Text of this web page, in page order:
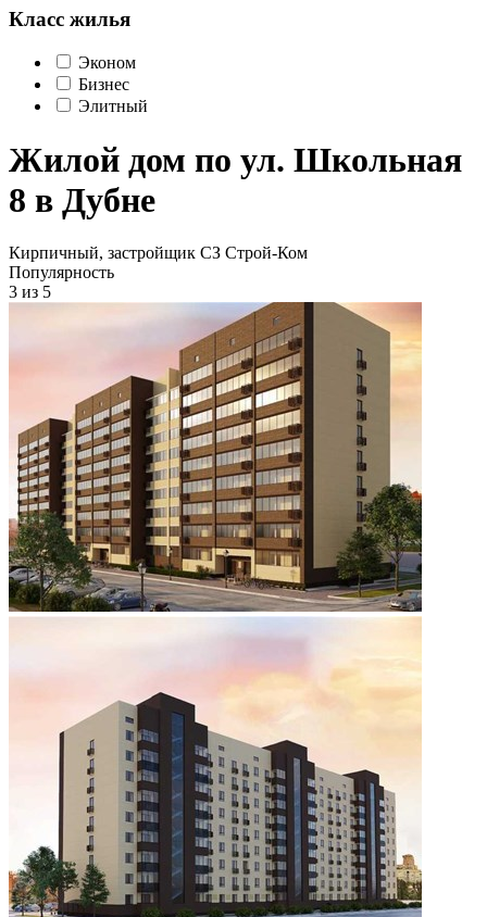
Класс жилья
Эконом
Бизнес
Элитный
Жилой дом по ул. Школьная
8 в Дубне
Кирпичный, застройщик СЗ Строй-Ком
Популярность
3 из 5